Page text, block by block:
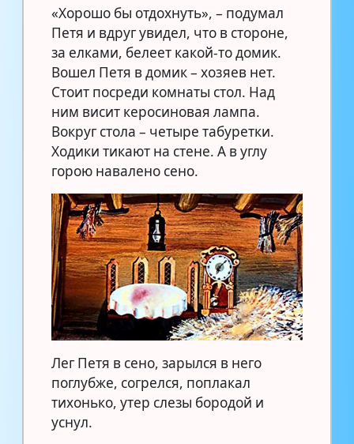
«Хорошо бы отдохнуть», – подумал
Петя и вдруг увидел, что в стороне,
за елками, белеет какой-то домик.
Вошел Петя в домик – хозяев нет.
Стоит посреди комнаты стол. Над
ним висит керосиновая лампа.
Вокруг стола – четыре табуретки.
Ходики тикают на стене. А в углу
горою навалено сено.
Лег Петя в сено, зарылся в него
поглубже, согрелся, поплакал
тихонько, утер слезы бородой и
уснул.